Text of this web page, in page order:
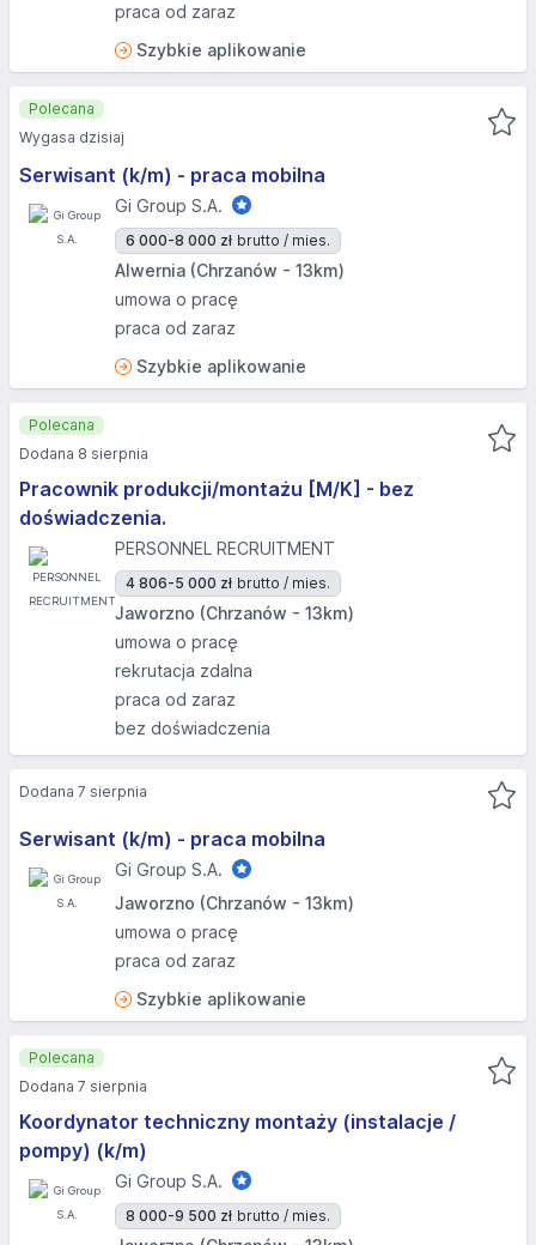
praca od zaraz
Szybkie aplikowanie
Serwisant (k/m) - praca mobilna
Gi Group S.A.
6 000-8 000 zł brutto / mies.
Alwernia (Chrzanów - 13km)
umowa o pracę
praca od zaraz
Szybkie aplikowanie
Polecana
Wygasa dzisiaj
Pracownik produkcji/montażu [M/K] - bez
doświadczenia.
PERSONNEL RECRUITMENT
4 806-5 000 zł brutto / mies.
Jaworzno (Chrzanów - 13km)
umowa o pracę
rekrutacja zdalna
praca od zaraz
bez doświadczenia
Polecana
Dodana 8 sierpnia
Serwisant (k/m) - praca mobilna
Gi Group S.A.
Jaworzno (Chrzanów - 13km)
umowa o pracę
praca od zaraz
Szybkie aplikowanie
Dodana 7 sierpnia
Koordynator techniczny montaży (instalacje /
pompy) (k/m)
Gi Group S.A.
8 000-9 500 zł brutto / mies.
Polecana
Dodana 7 sierpnia